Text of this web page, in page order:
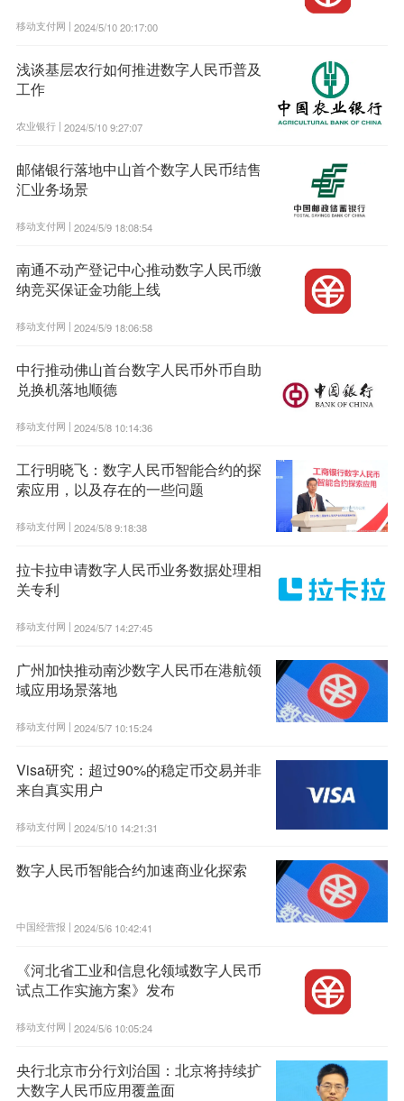
移动支付网 | 2024/5/10 20:17:00
浅谈基层农行如何推进数字人民币普及
工作
农业银行 | 2024/5/10 9:27:07
邮储银行落地中山首个数字人民币结售
汇业务场景
移动支付网 | 2024/5/9 18:08:54
南通不动产登记中心推动数字人民币缴
纳竞买保证金功能上线
移动支付网 | 2024/5/9 18:06:58
中行推动佛山首台数字人民币外币自助
兑换机落地顺德
移动支付网 | 2024/5/8 10:14:36
工行明晓飞：数字人民币智能合约的探
索应用，以及存在的一些问题
移动支付网 | 2024/5/8 9:18:38
拉卡拉申请数字人民币业务数据处理相
关专利
移动支付网 | 2024/5/7 14:27:45
广州加快推动南沙数字人民币在港航领
域应用场景落地
移动支付网 | 2024/5/7 10:15:24
Visa研究：超过90%的稳定币交易并非
来自真实用户
移动支付网 | 2024/5/10 14:21:31
数字人民币智能合约加速商业化探索
中国经营报 | 2024/5/6 10:42:41
《河北省工业和信息化领域数字人民币
试点工作实施方案》发布
移动支付网 | 2024/5/6 10:05:24
央行北京市分行刘治国：北京将持续扩
大数字人民币应用覆盖面